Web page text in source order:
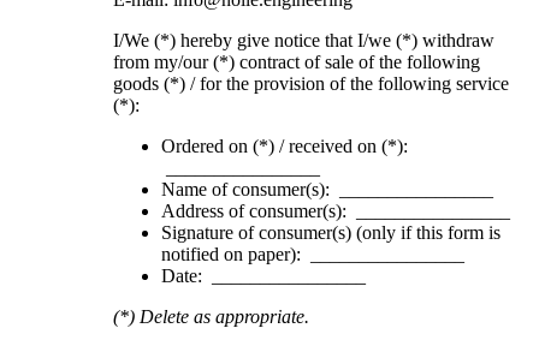
I/We (*) hereby give notice that I/we (*) withdraw
from my/our (*) contract of sale of the following
goods (*) / for the provision of the following service
(*):
Ordered on (*) / received on (*):
Name of consumer(s): ________________
Address of consumer(s): ________________
Signature of consumer(s) (only if this form is
notified on paper): ________________
Date: ________________
(*) Delete as appropriate.